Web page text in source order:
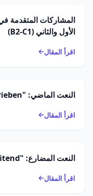
المشاركات المتقدمة في
الأول والثاني (B2-C1)
اقرأ المقال
النعت الماضي: "Geöffnet"، "Geschrieben" كصفات
اقرأ المقال
النعت المضارع: "Lachend"، "Arbeitend" في الجمل
اقرأ المقال